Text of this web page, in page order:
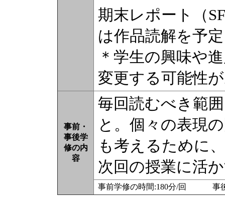
期末レポート（
は作品読解を予
＊学生の興味や
変更する可能性
事前・
事後学
修の内
容
毎回読むべき範
と。個々の表現
も考えるために
次回の授業に活
事前学修の時間:180分/回 事後